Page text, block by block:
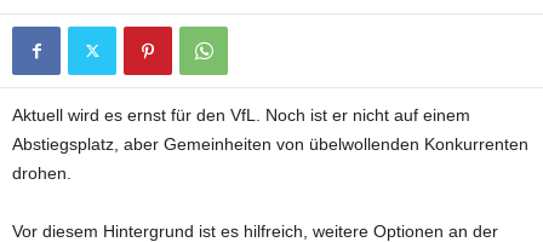
Aktuell wird es ernst für den VfL. Noch ist er nicht auf einem
Abstiegsplatz, aber Gemeinheiten von übelwollenden Konkurrenten
drohen.
Vor diesem Hintergrund ist es hilfreich, weitere Optionen an der